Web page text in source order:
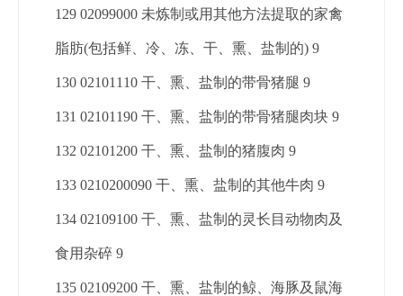
129 02099000 未炼制或用其他方法提取的家禽
脂肪(包括鲜、冷、冻、干、熏、盐制的) 9
130 02101110 干、熏、盐制的带骨猪腿 9
131 02101190 干、熏、盐制的带骨猪腿肉块 9
132 02101200 干、熏、盐制的猪腹肉 9
133 0210200090 干、熏、盐制的其他牛肉 9
134 02109100 干、熏、盐制的灵长目动物肉及
食用杂碎 9
135 02109200 干、熏、盐制的鲸、海豚及鼠海